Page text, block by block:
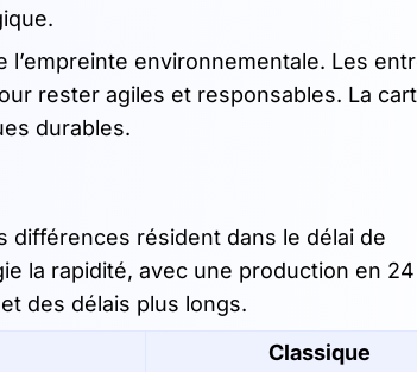
environnementale. Les
rester agiles et responsables. La
durables.
différences résident dans le délai de
la rapidité, avec une production en
des délais plus longs.
Classique